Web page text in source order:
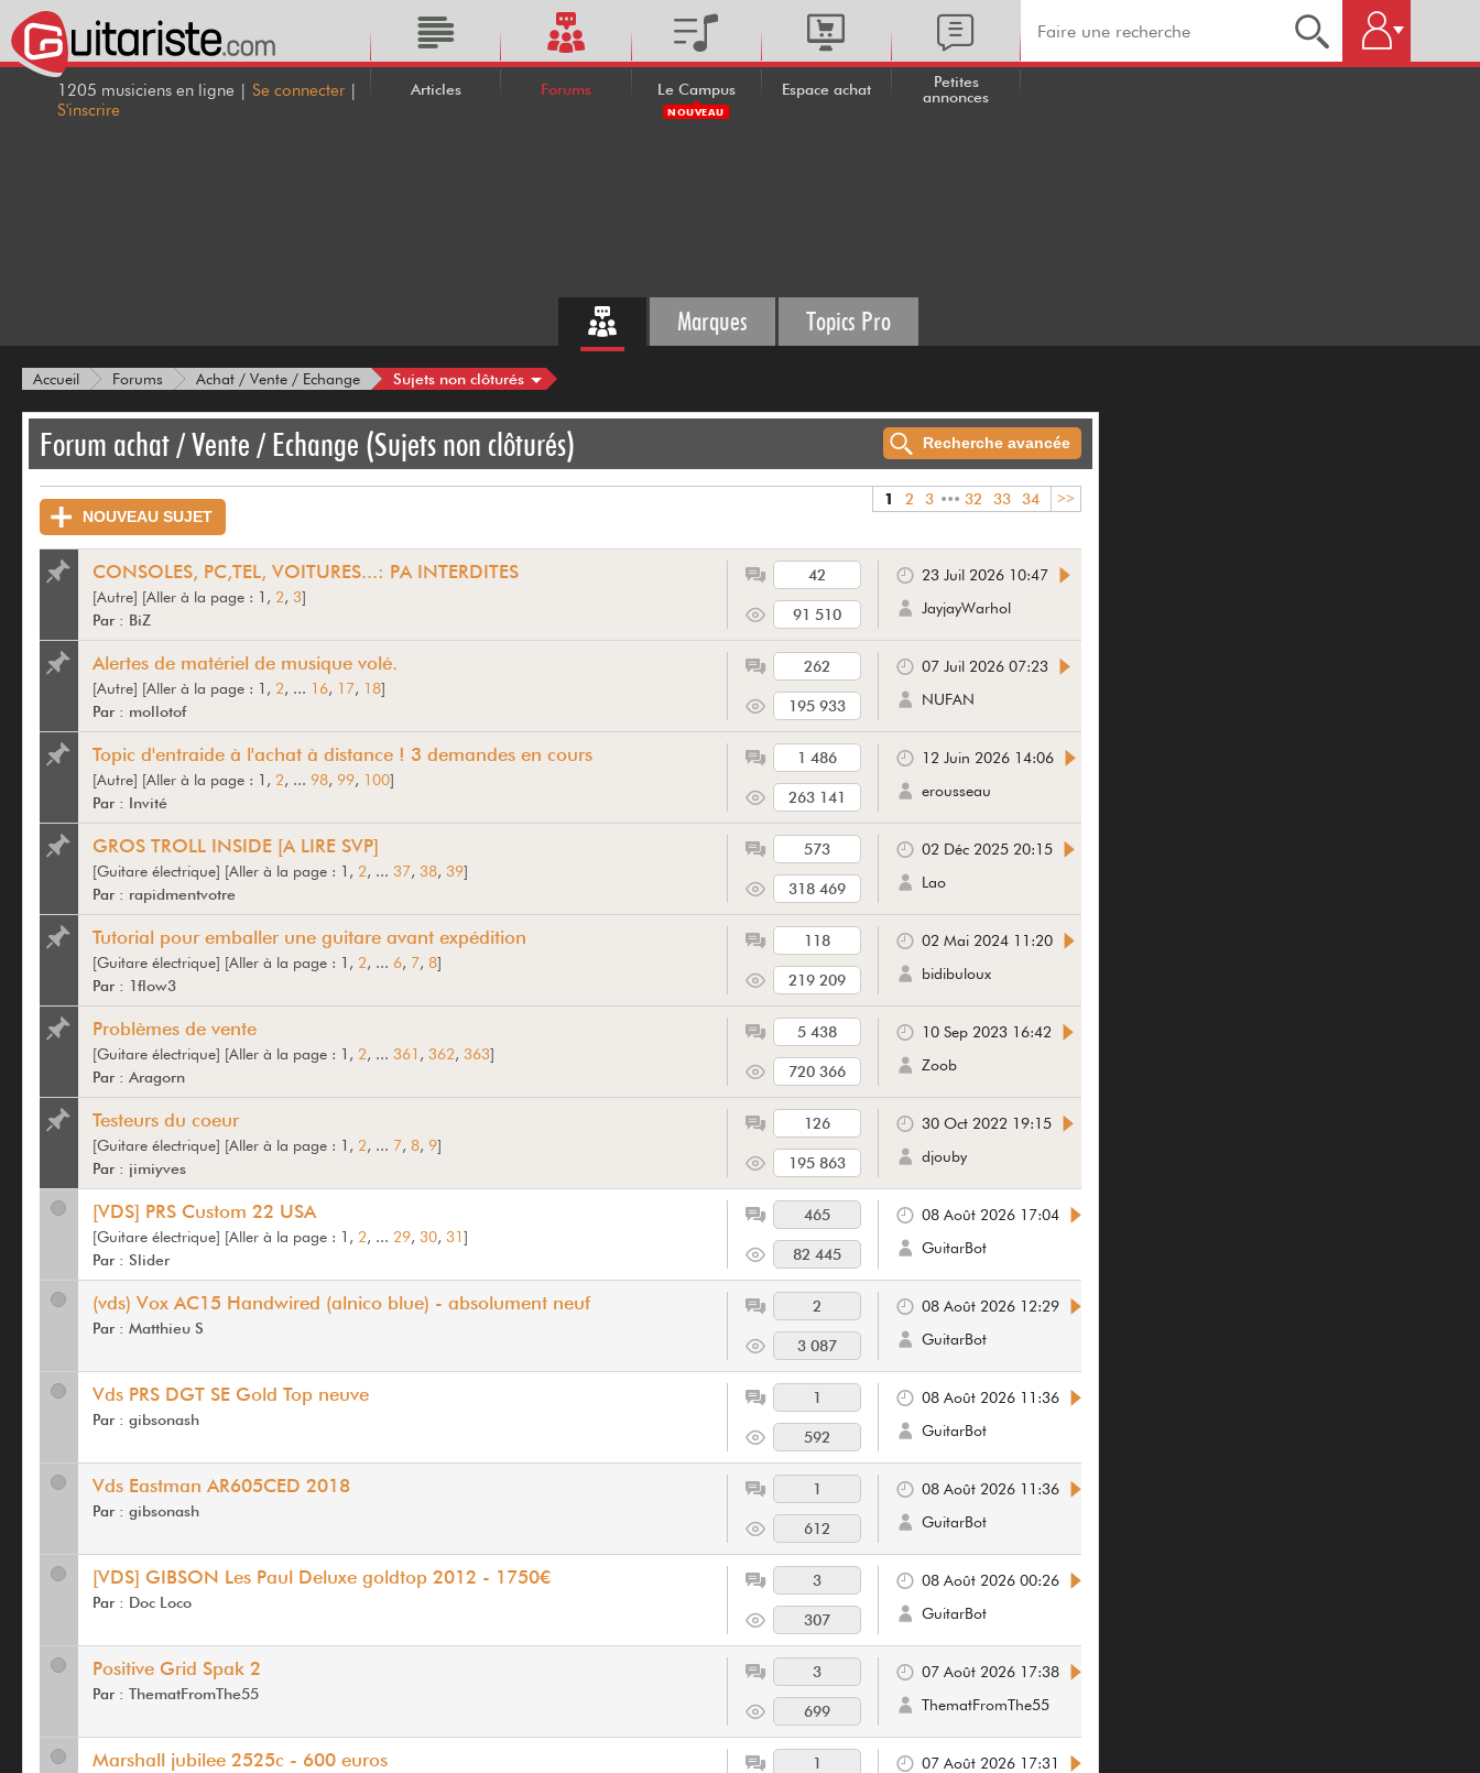
1205 musiciens en ligne | Se connecter |
S'inscrire
Articles Forums Le Campus
NOUVEAU
Espace achat
Petites
annonces
Marques Topics Pro
Accueil Forums Achat / Vente / Echange Sujets non clôturés
Forum achat / Vente / Echange (Sujets non clôturés) Rechercheavancée
1 2 3 ••• 32 33 34 >>
NOUVEAU SUJET
CONSOLES, PC,TEL, VOITURES...: PA INTERDITES
[Autre] [Aller à la page : 1, 2,3]
Par : BiZ
42
91 510
23 Juil 2026 10:47
JayjayWarhol
Alertes de matériel de musique volé.
[Autre] [Aller à la page : 1, 2, ... 16, 17, 18]
Par : mollotof
262
195 933
07 Juil 2026 07:23
NUFAN
Topic d'entraide à l'achat à distance ! 3 demandes en cours
[Autre] [Aller à la page : 1, 2, ...98,99, 100]
Par : Invité
1 486
263 141
12 Juin 2026 14:06
erousseau
GROS TROLL INSIDE [A LIRE SVP]
[Guitare électrique] [Aller à la page : 1, 2, ...37,38,39]
Par : rapidmentvotre
573
318 469
02 Déc 2025 20:15
Lao
Tutorial pour emballer une guitare avant expédition
[Guitare électrique] [Aller à la page : 1, 2, ... 6, 7,8]
Par : 1flow3
118
219 209
02 Mai 2024 11:20
bidibuloux
Problèmes de vente
[Guitare électrique] [Aller à la page : 1, 2, ...361 ,362,363]
Par :Aragorn
5 438
720 366
10 Sep 2023 16:42
Zoob
Testeurs du coeur
[Guitare électrique] [Aller à la page : 1, 2, ... 7,8,9]
Par : jimiyves
126
195 863
30 Oct 2022 19:15
djouby
[VDS] PRS Custom 22 USA
[Guitare électrique] [Aller à la page : 1, 2, ... 29,30,31]
Par :Slider
465
82 445
08 Août 2026 17:04
GuitarBot
(vds) Vox AC15 Handwired (alnico blue) - absolument neuf
Par :Matthieu S
2
3 087
08 Août 2026 12:29
GuitarBot
Vds PRS DGT SE Gold Top neuve
Par :gibsonash
1
592
08 Août 2026 11:36
GuitarBot
Vds Eastman AR605CED 2018
Par :gibsonash
1
612
08 Août 2026 11:36
GuitarBot
[VDS] GIBSON Les Paul Deluxe goldtop 2012 - 1750€
Par : Doc Loco
3
307
08 Août 2026 00:26
GuitarBot
Positive Grid Spak 2
Par :ThematFromThe55
3
699
07 Août 2026 17:38
ThematFromThe55
Marshall jubilee 2525c - 600 euros 1
07 Août 2026 17:31